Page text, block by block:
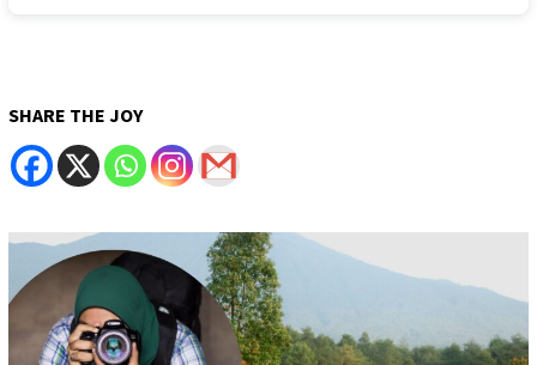
SHARE THE JOY